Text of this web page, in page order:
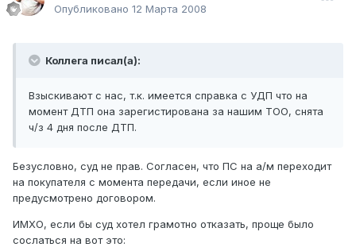
Опубликовано 12 Марта 2008
Коллега писал(а):
Взыскивают с нас, т.к. имеется справка с УДП что на
момент ДТП она зарегистирована за нашим ТОО, снята
ч/з 4 дня после ДТП.
Безусловно, суд не прав. Согласен, что ПС на а/м переходит
на покупателя с момента передачи, если иное не
предусмотрено договором.
ИМХО, если бы суд хотел грамотно отказать, проще было
сослаться на вот это: